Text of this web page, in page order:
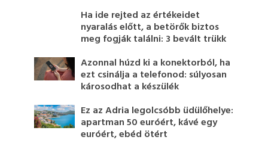
Ha ide rejted az értékeidet
nyaralás előtt, a betörők biztos
meg fogják találni: 3 bevált trükk
Azonnal húzd ki a konektorból, ha
ezt csinálja a telefonod: súlyosan
károsodhat a készülék
Ez az Adria legolcsóbb üdülőhelye:
apartman 50 euróért, kávé egy
euróért, ebéd ötért